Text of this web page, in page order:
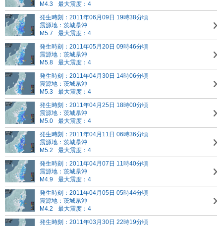
M4.3
最大震度：4
発生時刻：2011年06月09日 19時38分頃
震源地：茨城県沖
M5.7
最大震度：4
発生時刻：2011年05月20日 09時46分頃
震源地：茨城県沖
M5.8
最大震度：4
発生時刻：2011年04月30日 14時06分頃
震源地：茨城県沖
M5.3
最大震度：4
発生時刻：2011年04月25日 18時00分頃
震源地：茨城県沖
M5.0
最大震度：4
発生時刻：2011年04月11日 06時36分頃
震源地：茨城県沖
M5.2
最大震度：4
発生時刻：2011年04月07日 11時40分頃
震源地：茨城県沖
M4.9
最大震度：4
発生時刻：2011年04月05日 05時44分頃
震源地：茨城県沖
M4.2
最大震度：4
発生時刻：2011年03月30日 22時19分頃